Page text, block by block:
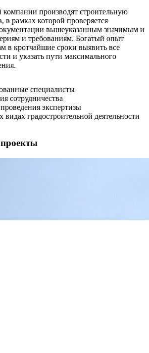
производят строительную
в рамках которой проверяется
вышеуказанным значимым и
и требованиям. Богатый опыт
в кротчайшие сроки выявить все
и указать пути максимального
специалисты
сотрудничества
экспертизы
градостроительной деятельности